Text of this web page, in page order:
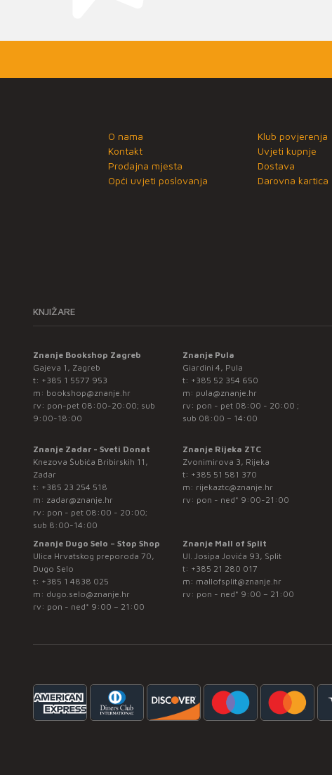
O nama
Kontakt
Prodajna mjesta
Opći uvjeti poslovanja
Klub povjerenja
Uvjeti kupnje
Dostava
Darovna kartica
KNJIŽARE
Znanje Bookshop Zagreb
Gajeva 1, Zagreb
t: +385 1 5577 953
m: bookshop@znanje.hr
rv: pon-pet 08:00-20:00; sub
9:00-18:00
Znanje Pula
Giardini 4, Pula
t: +385 52 354 650
m: pula@znanje.hr
rv: pon - pet 08:00 - 20:00 ;
sub 08:00 – 14:00
Znanje Zadar - Sveti Donat
Knezova Šubića Bribirskih 11,
Zadar
t: +385 23 254 518
m: zadar@znanje.hr
rv: pon - pet 08:00 - 20:00;
sub 8:00-14:00
Znanje Rijeka ZTC
Zvonimirova 3, Rijeka
t: +385 51 581 370
m: rijekaztc@znanje.hr
rv: pon - ned* 9:00-21:00
Znanje Dugo Selo – Stop Shop
Ulica Hrvatskog preporoda 70,
Dugo Selo
t: +385 1 4838 025
m: dugo.selo@znanje.hr
rv: pon - ned* 9:00 – 21:00
Znanje Mall of Split
Ul. Josipa Jovića 93, Split
t: +385 21 280 017
m: mallofsplit@znanje.hr
rv: pon - ned* 9:00 – 21:00